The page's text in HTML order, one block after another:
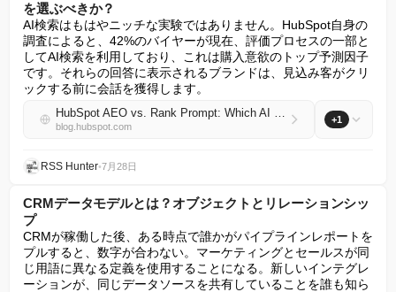
を選ぶべきか？
AI検索はもはやニッチな実験ではありません。HubSpot自身の
調査によると、42%のバイヤーが現在、評価プロセスの一部と
してAI検索を利用しており、これは購入意欲のトップ予測因子
です。それらの回答に表示されるブランドは、見込み客がクリ
ックする前に会話を獲得します。
HubSpot AEO vs. Rank Prompt: Which AI visibility tool should you choose?
blog.hubspot.com
+1
RSS Hunter•7月28日
CRMデータモデルとは？オブジェクトとリレーションシッ
プ
CRMが稼働した後、ある時点で誰かがパイプラインレポートを
プルすると、数字が合わない。マーケティングとセールスが同
じ用語に異なる定義を使用することになる。新しいインテグレ
ーションが、同じデータソースを共有していることを誰も知ら